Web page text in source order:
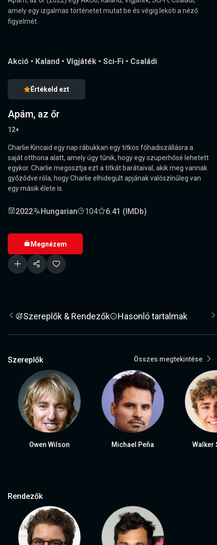
amely egy izgalmas történetet mutat be és végig leköti a néző
figyelmét.
Akció • Kaland • Vígjáték • Sci-Fi • Családi
Értékeld ezt
Apám, az őr
12+
Charlie Kincaid egy nap rábukkan egy titkos főhadiszállásra a
saját otthona alatt, amely úgy tűnik, hogy egy szuperhősé lehetett
egykor. Charlie megosztja ezt a titkát barátaival, akik meg vannak
győződve róla, hogy Charlie elhidegült apjának valószínűleg van
egy másik élete is.
2022 Hungarian 104 6.41 (IMDb)
Megnézem
Szereplők & Rendezők Hasonló tartalmak
Szereplők Összes megtekintése
Owen Wilson Michael Peña Walker
Rendezők